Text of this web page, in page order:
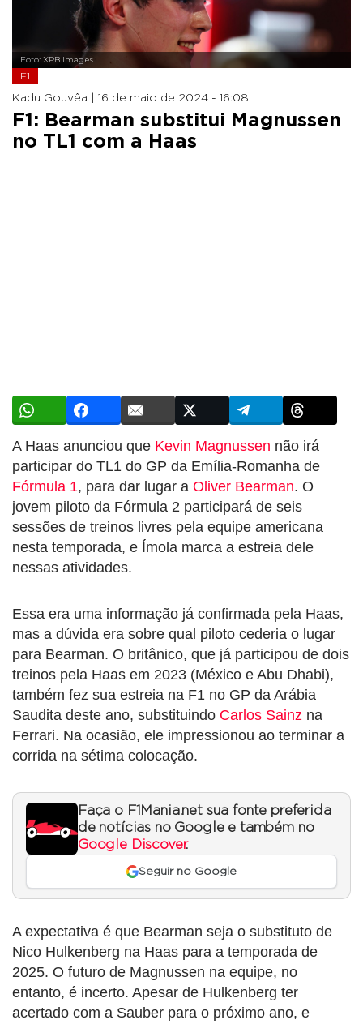
Foto: XPB Images
F1
Kadu Gouvêa | 16 de maio de 2024 - 16:08
F1: Bearman substitui Magnussen
no TL1 com a Haas
A Haas anunciou que Kevin Magnussen não irá
participar do TL1 do GP da Emília-Romanha de
Fórmula 1, para dar lugar a Oliver Bearman. O
jovem piloto da Fórmula 2 participará de seis
sessões de treinos livres pela equipe americana
nesta temporada, e Ímola marca a estreia dele
nessas atividades.
Essa era uma informação já confirmada pela Haas,
mas a dúvida era sobre qual piloto cederia o lugar
para Bearman. O britânico, que já participou de dois
treinos pela Haas em 2023 (México e Abu Dhabi),
também fez sua estreia na F1 no GP da Arábia
Saudita deste ano, substituindo Carlos Sainz na
Ferrari. Na ocasião, ele impressionou ao terminar a
corrida na sétima colocação.
Faça o F1Mania.net sua fonte preferida
de notícias no Google e também no
Google Discover.
Seguir no Google
A expectativa é que Bearman seja o substituto de
Nico Hulkenberg na Haas para a temporada de
2025. O futuro de Magnussen na equipe, no
entanto, é incerto. Apesar de Hulkenberg ter
acertado com a Sauber para o próximo ano, e